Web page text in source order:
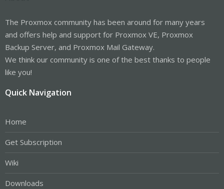
The Proxmox community has been around for many years
and offers help and support for Proxmox VE, Proxmox
Backup Server, and Proxmox Mail Gateway.
We think our community is one of the best thanks to people
like you!
Quick Navigation
Home
Get Subscription
Wiki
Downloads